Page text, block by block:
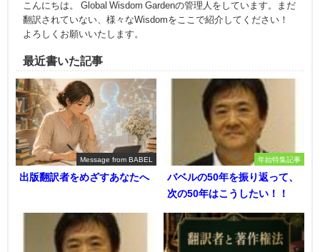
こんにちは。 Global Wisdom Gardenの管理人をしています。まだ
翻訳されていない、様々なWisdomをここで紹介してください！
よろしくお願いいたします。
最近書いた記事
Message from BABEL
出版翻訳者をめざすあなたへ
年始特集記事
バベルの50年を振り返って、
次の50年はこうしたい！！